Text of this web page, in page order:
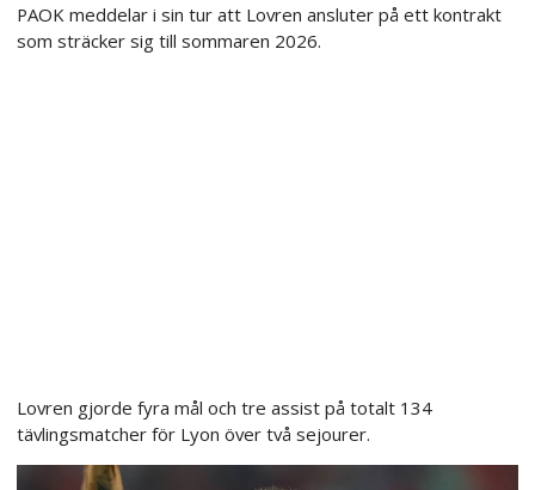
PAOK meddelar i sin tur att Lovren ansluter på ett kontrakt
som sträcker sig till sommaren 2026.
Lovren gjorde fyra mål och tre assist på totalt 134
tävlingsmatcher för Lyon över två sejourer.